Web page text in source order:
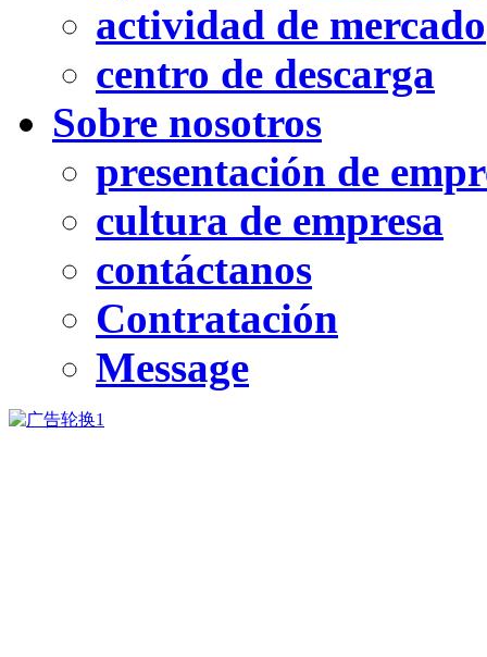
actividad de mercado
centro de descarga
Sobre nosotros
presentación de
cultura de empresa
contáctanos
Contratación
Message